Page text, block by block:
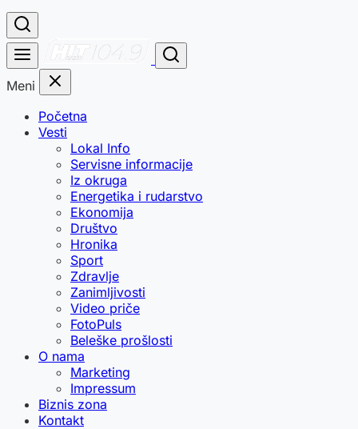
Meni
Početna
Vesti
Lokal Info
Servisne informacije
Iz okruga
Energetika i rudarstvo
Ekonomija
Društvo
Hronika
Sport
Zdravlje
Zanimljivosti
Video priče
FotoPuls
Beleške prošlosti
O nama
Marketing
Impressum
Biznis zona
Kontakt